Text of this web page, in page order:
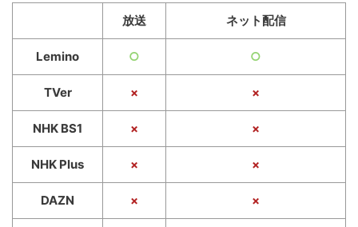
放送 ネット配信
Lemino ○ ○
TVer × ×
NHK BS1 × ×
NHK Plus × ×
DAZN × ×